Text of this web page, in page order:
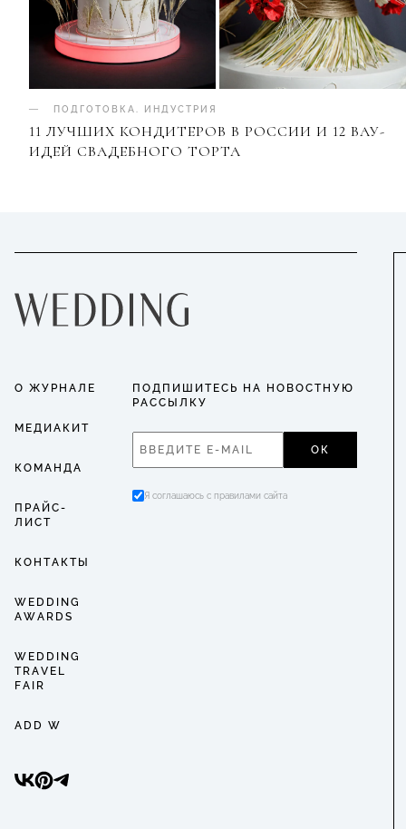
ПОДГОТОВКА ИНДУСТРИЯ
11 ЛУЧШИХ КОНДИТЕРОВ В РОССИИ И 12 ВАУ-
ИДЕЙ СВАДЕБНОГО ТОРТА
О ЖУРНАЛЕ
МЕДИАКИТ
КОМАНДА
ПРАЙС-
ЛИСТ
КОНТАКТЫ
WEDDING
AWARDS
WEDDING
TRAVEL
FAIR
ADD W
ПОДПИШИТЕСЬ НА НОВОСТНУЮ
РАССЫЛКУ
ОК
Я соглашаюсь с правилами сайта